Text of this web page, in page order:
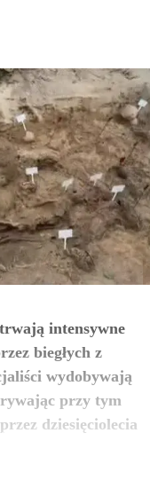
intensywne
biegłych z
wydobywają
przy tym
dziesięciolecia